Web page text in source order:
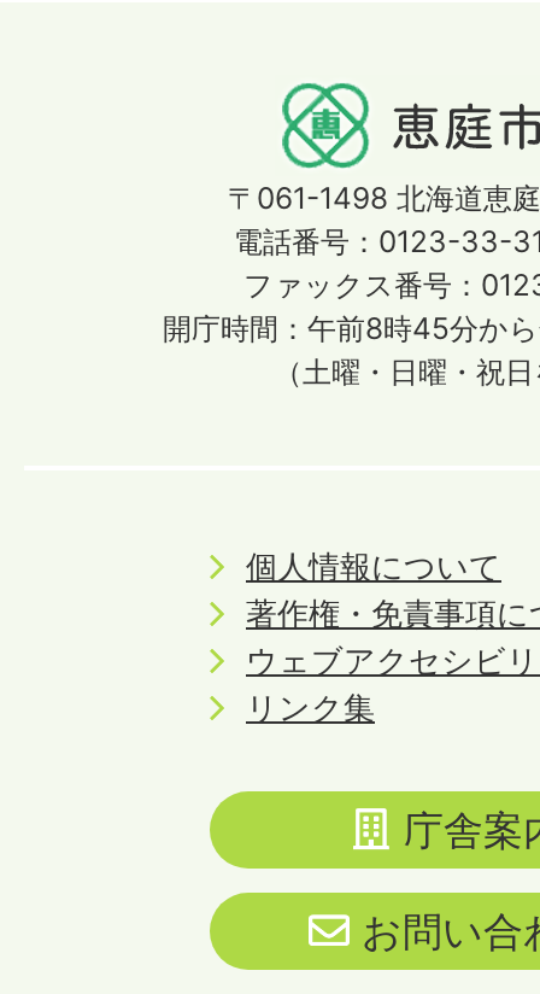
〒061-1498 北海道恵
電話番号：0123-33-
ファックス番号：
開庁時間：午前8時45分か
（土曜・日曜・祝
個人情報について
著作権・免責事項
ウェブアクセシビ
リンク集
庁舎案
お問い合